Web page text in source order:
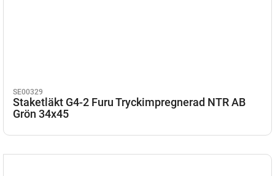
SE00329
Staketläkt G4-2 Furu Tryckimpregnerad NTR AB
Grön 34x45